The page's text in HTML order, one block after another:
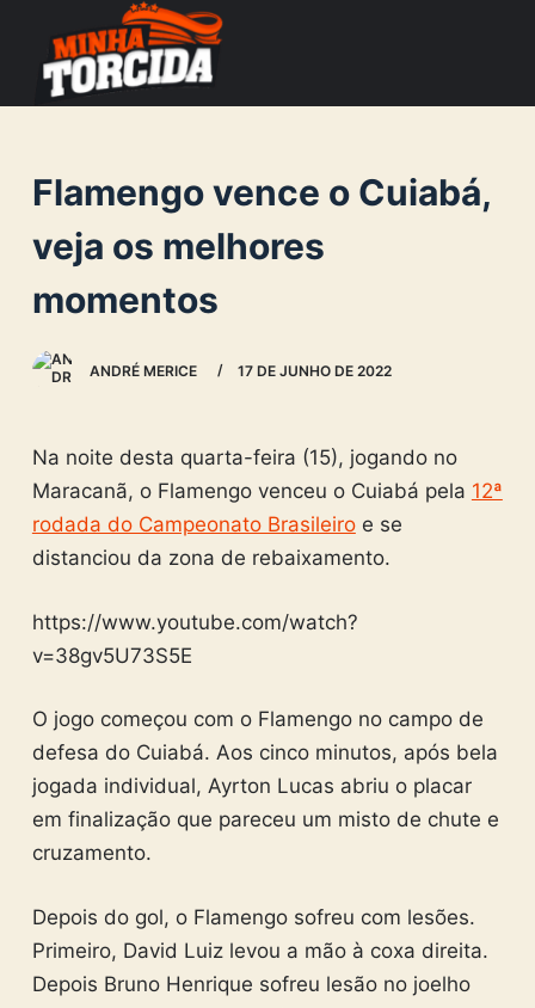
n
e
Flamengo vence o Cuiabá,
veja os melhores
momentos
ANDRÉ MERICE 17 DE JUNHO DE 2022
Na noite desta quarta-feira (15), jogando no
Maracanã, o Flamengo venceu o Cuiabá pela 12ª
rodada do Campeonato Brasileiroe se
distanciou da zona de rebaixamento.
https://www.youtube.com/watch?
v=38gv5U73S5E
O jogo começou com o Flamengo no campo de
defesa do Cuiabá. Aos cinco minutos, após bela
jogada individual, Ayrton Lucas abriu o placar
em finalização que pareceu um misto de chute e
cruzamento.
Depois do gol, o Flamengo sofreu com lesões.
Primeiro, David Luiz levou a mão à coxa direita.
Depois Bruno Henrique sofreu lesão no joelho